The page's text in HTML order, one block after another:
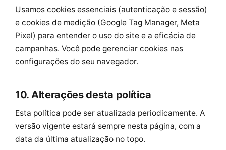
Usamos cookies essenciais (autenticação e sessão)
e cookies de medição (Google Tag Manager, Meta
Pixel) para entender o uso do site e a eficácia de
campanhas. Você pode gerenciar cookies nas
configurações do seu navegador.
10. Alterações desta política
Esta política pode ser atualizada periodicamente. A
versão vigente estará sempre nesta página, com a
data da última atualização no topo.